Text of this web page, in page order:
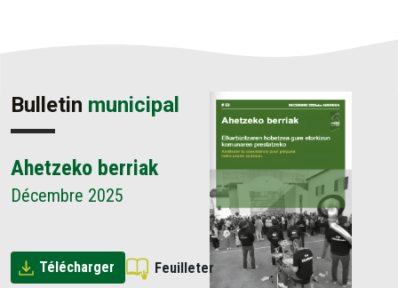
Bulletin municipal
Ahetzeko berriak
Décembre 2025
Télécharger Feuilleter